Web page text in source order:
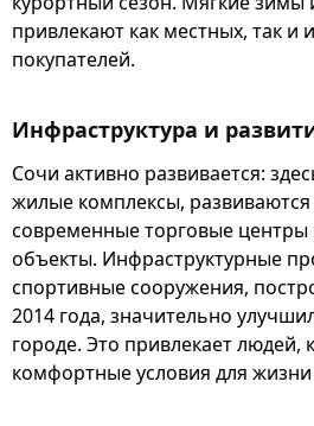
привлекают как местных, так и
покупателей.
Инфраструктура и
Сочи активно развивается:
жилые комплексы,
современные торговые
объекты. Инфраструктурные
спортивные сооружения,
2014 года, значительно
городе. Это привлекает людей,
комфортные условия для